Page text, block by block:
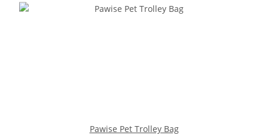
Pawise Pet Trolley Bag